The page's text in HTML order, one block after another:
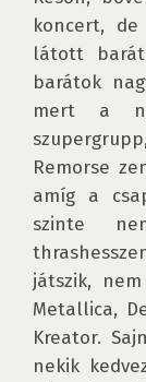
koncert,
látott
barátok
mert a
Remorse
amíg a
szinte
játszik,
Metallica,
Kreator.
nekik